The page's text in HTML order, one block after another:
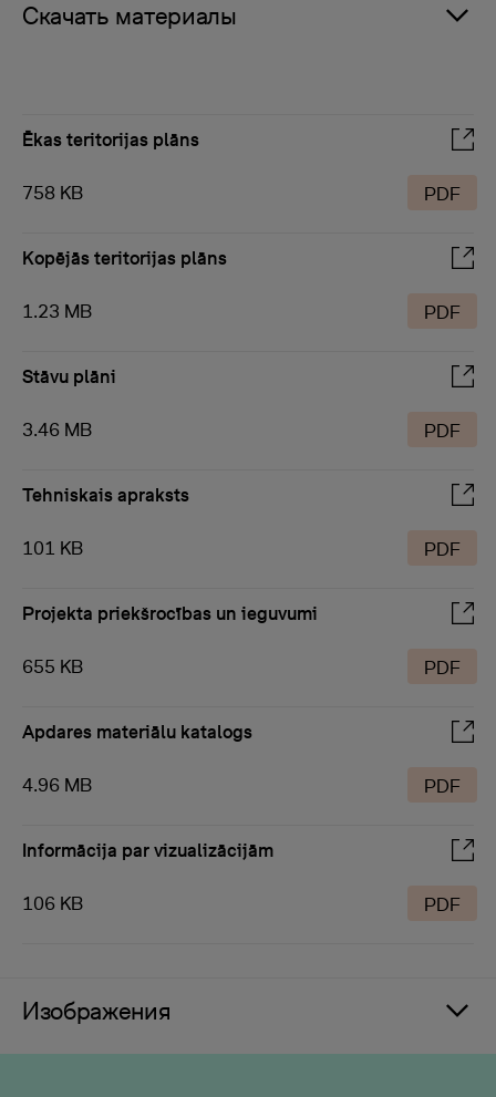
Скачать материалы
Ēkas teritorijas plāns
758 KB PDF
Kopējās teritorijas plāns
1.23 MB PDF
Stāvu plāni
3.46 MB PDF
Tehniskais apraksts
101 KB PDF
Projekta priekšrocības un ieguvumi
655 KB PDF
Apdares materiālu katalogs
4.96 MB PDF
Informācija par vizualizācijām
106 KB PDF
Изображения